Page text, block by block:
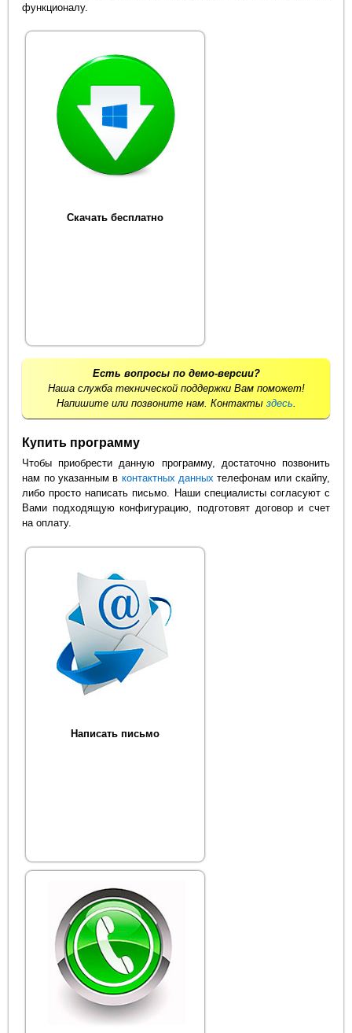
функционалу.
Скачать бесплатно
Есть вопросы по демо-версии?
Наша служба технической поддержки Вам поможет!
Напишите или позвоните нам. Контакты здесь.
Купить программу
Чтобы приобрести данную программу, достаточно позвонить
нам по указанным в контактных данныхтелефонам или скайпу,
либо просто написать письмо. Наши специалисты согласуют с
Вами подходящую конфигурацию, подготовят договор и счет
на оплату.
Написать письмо